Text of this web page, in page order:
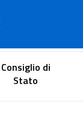
Consiglio di
Stato